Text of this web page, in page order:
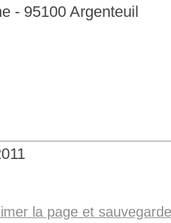
- 95100 Argenteuil
la page et